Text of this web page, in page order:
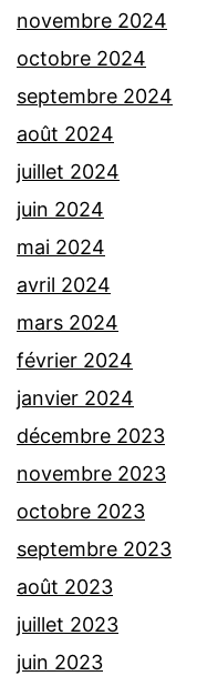
novembre 2024
octobre 2024
septembre 2024
août 2024
juillet 2024
juin 2024
mai 2024
avril 2024
mars 2024
février 2024
janvier 2024
décembre 2023
novembre 2023
octobre 2023
septembre 2023
août 2023
juillet 2023
juin 2023